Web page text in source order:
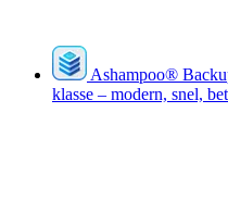
Ashampoo®
klasse – modern, snel,